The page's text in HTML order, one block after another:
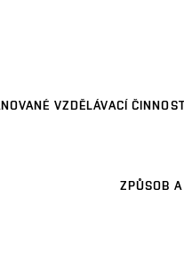
VZDĚLÁVACÍ
ZPŮSOB